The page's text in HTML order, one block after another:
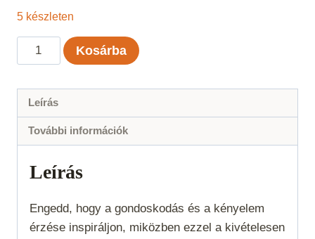
5 készleten
Kartopu
No:
Világos
mennyiség
Kosárba
Leírás
További információk
Leírás
Engedd, hogy a gondoskodás és a kényelem
érzése inspiráljon, miközben ezzel a kivételesen